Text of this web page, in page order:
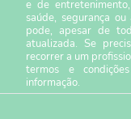
e de
saúde, segurança
pode, apesar de
atualizada. Se
recorrer a um
termos e condições
informação.